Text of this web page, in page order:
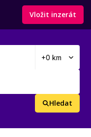
Vložit inzerát
Hledat